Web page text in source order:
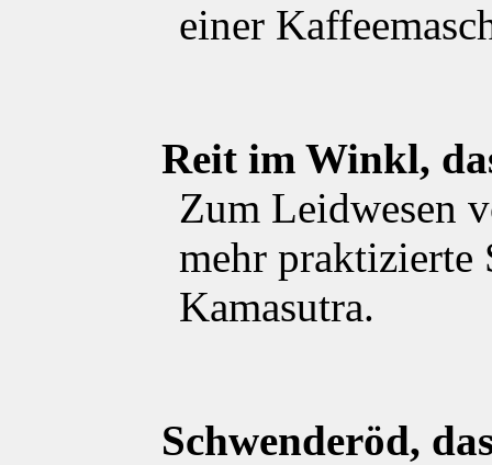
einer
Reit im Winkl,
Zum Leidwesen
mehr praktizierte
Kamasutra.
Schwenderöd,